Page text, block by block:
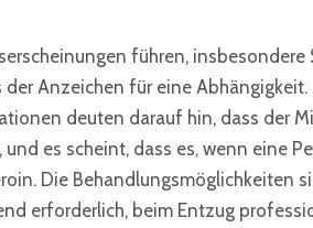
führen,
Anzeichen für eine
deuten darauf hin, dass der
es scheint, dass es, wenn eine
Die Behandlungsmöglichkeiten
erforderlich, beim Entzug